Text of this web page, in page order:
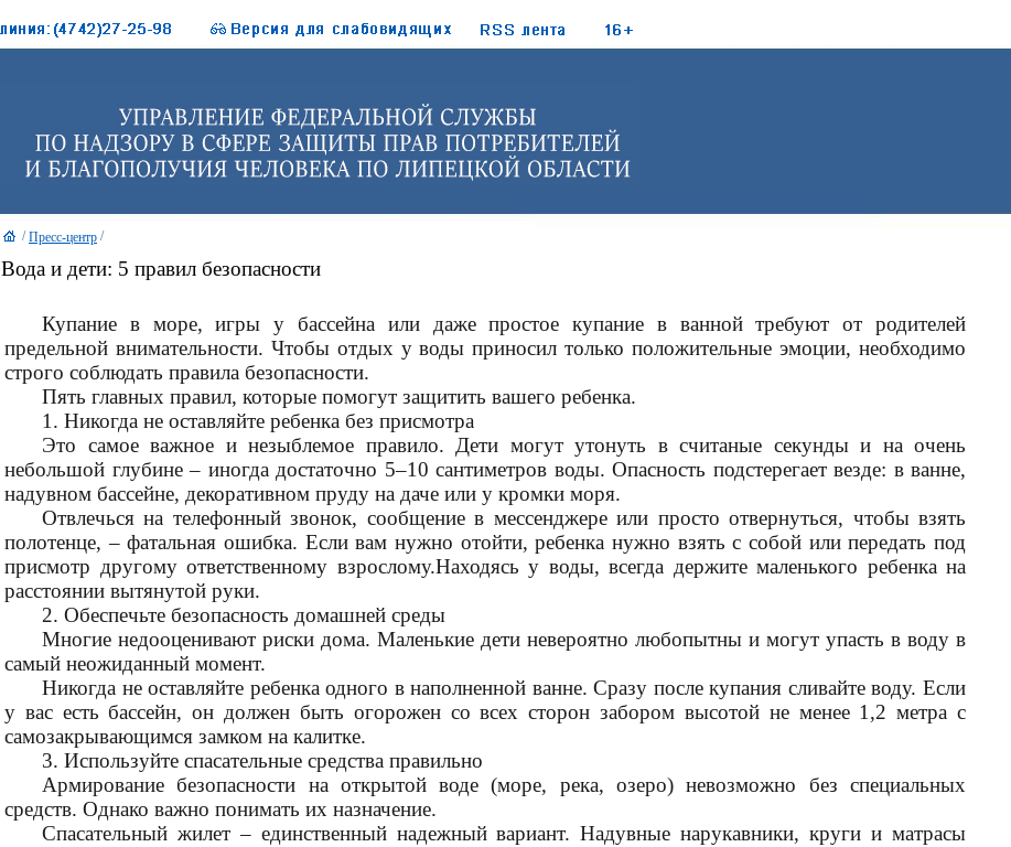
/Пресс-центр /
Вода и дети: 5 правил безопасности
Купание в море, игры у бассейна или даже простое купание в ванной требуют от родителей
предельной внимательности. Чтобы отдых у воды приносил только положительные эмоции, необходимо
строго соблюдать правила безопасности.
Пять главных правил, которые помогут защитить вашего ребенка.
1. Никогда не оставляйте ребенка без присмотра
Это самое важное и незыблемое правило. Дети могут утонуть в считаные секунды и на очень
небольшой глубине – иногда достаточно 5–10 сантиметров воды. Опасность подстерегает везде: в ванне,
надувном бассейне, декоративном пруду на даче или у кромки моря.
Отвлечься на телефонный звонок, сообщение в мессенджере или просто отвернуться, чтобы взять
полотенце, – фатальная ошибка. Если вам нужно отойти, ребенка нужно взять с собой или передать под
присмотр другому ответственному взрослому.Находясь у воды, всегда держите маленького ребенка на
расстоянии вытянутой руки.
2. Обеспечьте безопасность домашней среды
Многие недооценивают риски дома. Маленькие дети невероятно любопытны и могут упасть в воду в
самый неожиданный момент.
Никогда не оставляйте ребенка одного в наполненной ванне. Сразу после купания сливайте воду. Если
у вас есть бассейн, он должен быть огорожен со всех сторон забором высотой не менее 1,2 метра с
самозакрывающимся замком на калитке.
3. Используйте спасательные средства правильно
Армирование безопасности на открытой воде (море, река, озеро) невозможно без специальных
средств. Однако важно понимать их назначение.
Спасательный жилет – единственный надежный вариант. Надувные нарукавники, круги и матрасы